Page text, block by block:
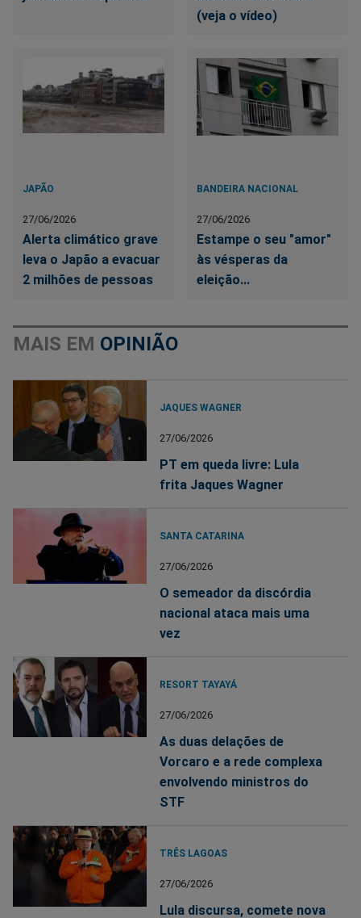
(veja o vídeo)
JAPÃO
27/06/2026
Alerta climático grave
leva o Japão a evacuar
2 milhões de pessoas
BANDEIRA NACIONAL
27/06/2026
Estampe o seu "amor"
às vésperas da
eleição...
MAIS EM OPINIÃO
JAQUES WAGNER
27/06/2026
PT em queda livre: Lula
frita Jaques Wagner
SANTA CATARINA
27/06/2026
O semeador da discórdia
nacional ataca mais uma
vez
RESORT TAYAYÁ
27/06/2026
As duas delações de
Vorcaro e a rede complexa
envolvendo ministros do
STF
TRÊS LAGOAS
27/06/2026
Lula discursa, comete nova